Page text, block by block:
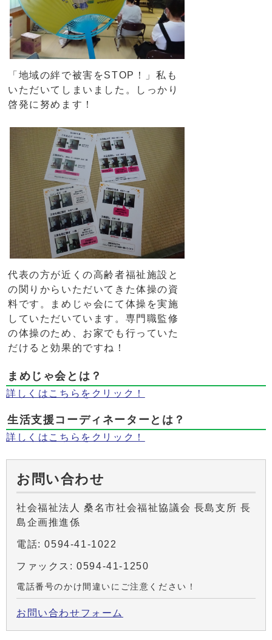
「地域の絆で被害をSTOP！」私も
いただいてしまいました。しっかり
啓発に努めます！
代表の方が近くの高齢者福祉施設と
の関りからいただいてきた体操の資
料です。まめじゃ会にて体操を実施
していただいています。専門職監修
の体操のため、お家でも行っていた
だけると効果的ですね！
まめじゃ会とは？
詳しくはこちらをクリック！
生活支援コーディネーターとは？
詳しくはこちらをクリック！
お問い合わせ
社会福祉法人 桑名市社会福祉協議会 長島支所 長
島企画推進係
電話: 0594-41-1022
ファックス: 0594-41-1250
電話番号のかけ間違いにご注意ください！
お問い合わせフォーム